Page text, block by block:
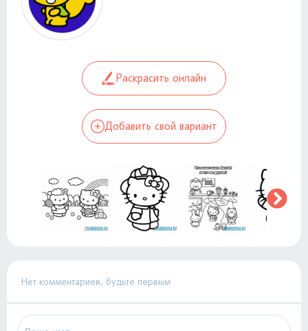
Раскрасить онлайн
Добавить свой вариант
Нет комментариев, будьте первым